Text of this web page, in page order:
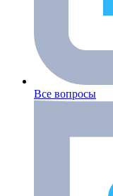
Все вопросы